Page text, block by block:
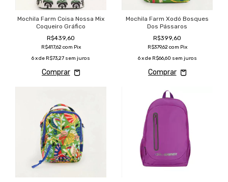
Mochila Farm Coisa Nossa Mix
Coqueiro Gráfico
R$439,60
R$417,62com Pix
6x de R$73,27 sem juros
Mochila Farm Xodó Bosques
Dos Pássaros
R$399,60
R$379,62com Pix
6 x de R$66,60 sem juros